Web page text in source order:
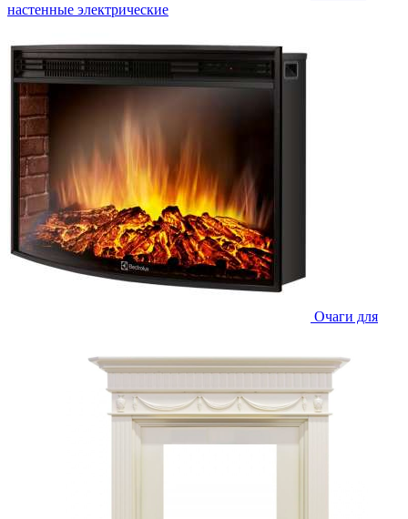
настенные электрические
Очаги для